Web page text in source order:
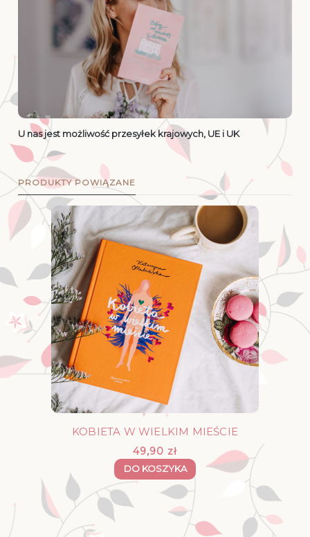
U nas jest możliwość przesyłek krajowych, UE i UK
PRODUKTY POWIĄZANE
KOBIETA W WIELKIM MIEŚCIE
49,90 zł
DO KOSZYKA